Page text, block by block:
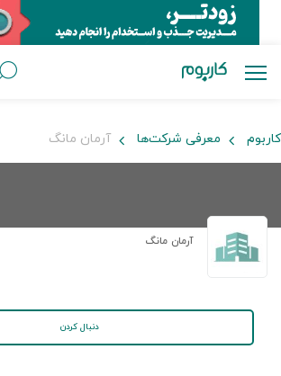
کاربوم معرفی شرکت‌ها آرمان مانگ
آرمان مانگ
دنبال کردن